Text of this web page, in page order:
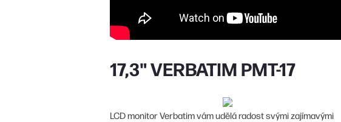
17,3" VERBATIM PMT-17
LCD monitor Verbatim vám udělá radost svými zajímavými